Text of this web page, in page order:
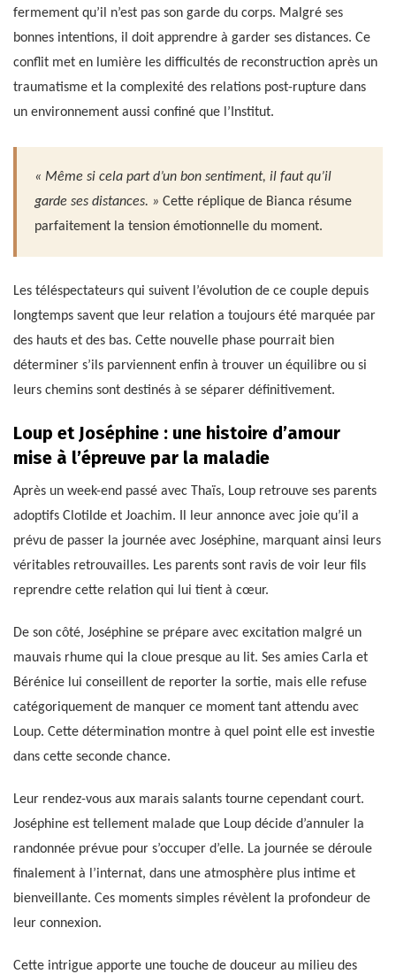
fermement qu’il n’est pas son garde du corps. Malgré ses
bonnes intentions, il doit apprendre à garder ses distances. Ce
conflit met en lumière les difficultés de reconstruction après un
traumatisme et la complexité des relations post-rupture dans
un environnement aussi confiné que l’Institut.
« Même si cela part d’un bon sentiment, il faut qu’il
garde ses distances. » Cette réplique de Bianca résume
parfaitement la tension émotionnelle du moment.
Les téléspectateurs qui suivent l’évolution de ce couple depuis
longtemps savent que leur relation a toujours été marquée par
des hauts et des bas. Cette nouvelle phase pourrait bien
déterminer s’ils parviennent enfin à trouver un équilibre ou si
leurs chemins sont destinés à se séparer définitivement.
Loup et Joséphine : une histoire d’amour
mise à l’épreuve par la maladie
Après un week-end passé avec Thaïs, Loup retrouve ses parents
adoptifs Clotilde et Joachim. Il leur annonce avec joie qu’il a
prévu de passer la journée avec Joséphine, marquant ainsi leurs
véritables retrouvailles. Les parents sont ravis de voir leur fils
reprendre cette relation qui lui tient à cœur.
De son côté, Joséphine se prépare avec excitation malgré un
mauvais rhume qui la cloue presque au lit. Ses amies Carla et
Bérénice lui conseillent de reporter la sortie, mais elle refuse
catégoriquement de manquer ce moment tant attendu avec
Loup. Cette détermination montre à quel point elle est investie
dans cette seconde chance.
Leur rendez-vous aux marais salants tourne cependant court.
Joséphine est tellement malade que Loup décide d’annuler la
randonnée prévue pour s’occuper d’elle. La journée se déroule
finalement à l’internat, dans une atmosphère plus intime et
bienveillante. Ces moments simples révèlent la profondeur de
leur connexion.
Cette intrigue apporte une touche de douceur au milieu des